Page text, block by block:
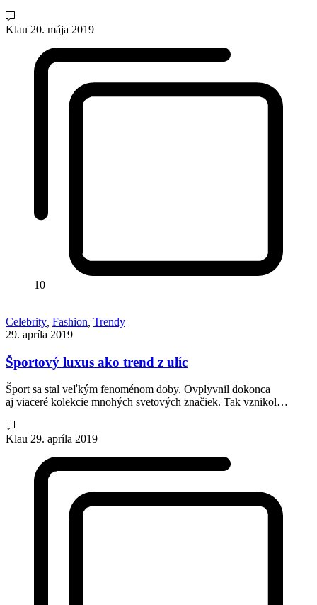
Klau 20. mája 2019
10
Celebrity Fashion Trendy
29. apríla 2019
Športový luxus ako trend z ulíc
Šport sa stal veľkým fenoménom doby. Ovplyvnil dokonca
aj viaceré kolekcie mnohých svetových značiek. Tak vznikol…
Klau 29. apríla 2019